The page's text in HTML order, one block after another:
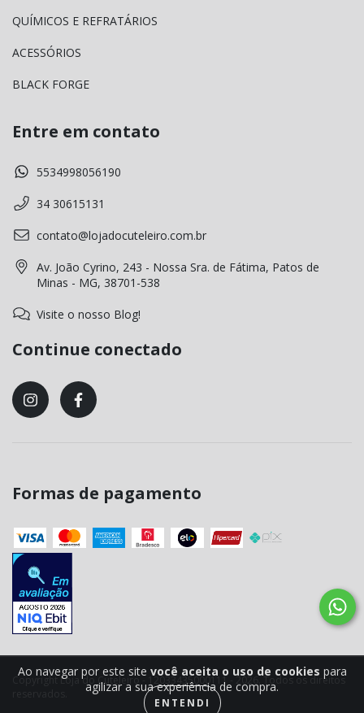
Ao navegar por este site você aceita o uso de cookies para
agilizar a sua experiência de compra.
ENTENDI
QUÍMICOS E REFRATÁRIOS
ACESSÓRIOS
BLACK FORGE
Entre em contato
5534998056190
34 30615131
contato@lojadocuteleiro.com.br
Av. João Cyrino, 243 - Nossa Sra. de Fátima, Patos de
Minas - MG, 38701-538
Visite o nosso Blog!
Continue conectado
Formas de pagamento
Copyright Loja do Cuteleiro - 12033435000111 - 2026. Todos os direitos